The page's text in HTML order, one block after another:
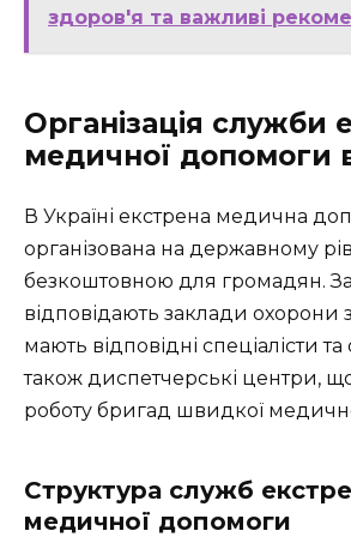
здоров'я та важливі
Організація служби
медичної допомоги
В Україні екстрена медична
організована на державному
безкоштовною для громадян.
відповідають заклади охорони
мають відповідні спеціалісти
також диспетчерські центри,
роботу бригад швидкої
Структура служб
медичної допомоги